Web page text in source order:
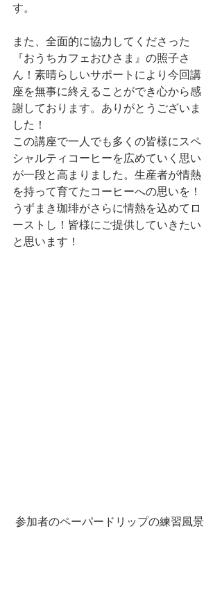
す。
また、全面的に協力してくださった
『おうちカフェおひさま』の照子さ
ん！素晴らしいサポートにより今回講
座を無事に終えることができ心から感
謝しております。ありがとうございま
した！
この講座で一人でも多くの皆様にスペ
シャルティコーヒーを広めていく思い
が一段と高まりました。生産者が情熱
を持って育てたコーヒーへの思いを！
うずまき珈琲がさらに情熱を込めてロ
ーストし！皆様にご提供していきたい
と思います！
参加者のペーパードリップの練習風景